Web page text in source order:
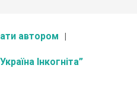
автором
Інкогніта”